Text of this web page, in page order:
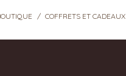
/ COFFRETS ET CADEAUX